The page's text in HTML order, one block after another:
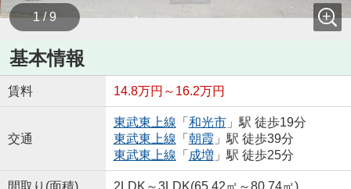
1 / 9
基本情報
賃料 14.8万円～16.2万円
交通
東武東上線 「 和光市」駅 徒歩19分
東武東上線 「 朝霞 」駅 徒歩39分
東武東上線 「 成増 」駅 徒歩25分